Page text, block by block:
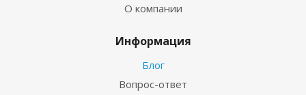
О компании
Информация
Блог
Вопрос-ответ